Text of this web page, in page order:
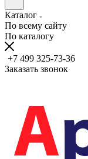
Каталог
По всему сайту
По каталогу
+7 499 325-73-36
Заказать звонок